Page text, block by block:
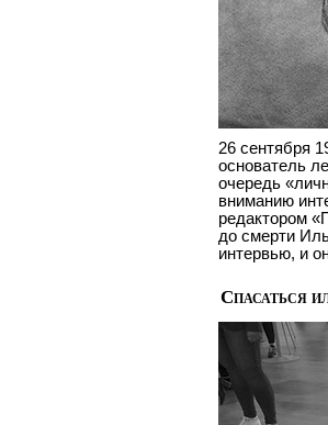
26 сентября
основатель
очередь
вниманию
редактором
до смерти
интервью, и
Спасаться